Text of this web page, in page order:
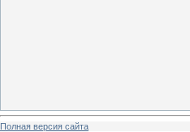
Полная версия сайта